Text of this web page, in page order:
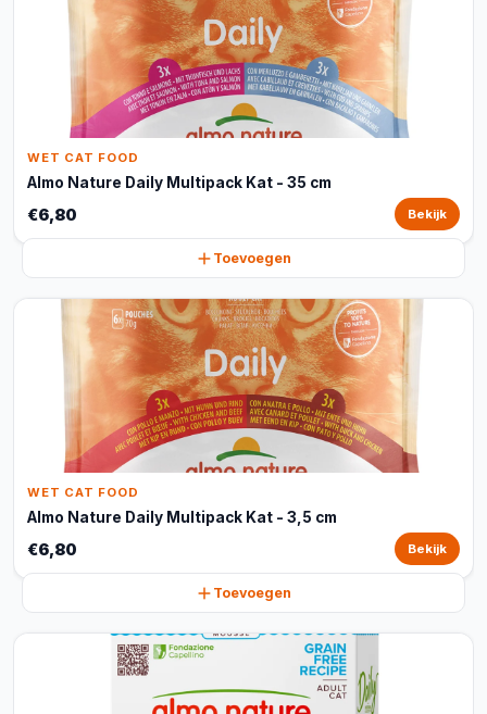
WET CAT FOOD
Almo Nature Daily Multipack Kat - 35 cm
€6,80 Bekijk
Toevoegen
WET CAT FOOD
Almo Nature Daily Multipack Kat - 3,5 cm
€6,80 Bekijk
Toevoegen